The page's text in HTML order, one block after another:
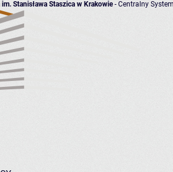
Stanisława Staszica w Krakowie- Centralny